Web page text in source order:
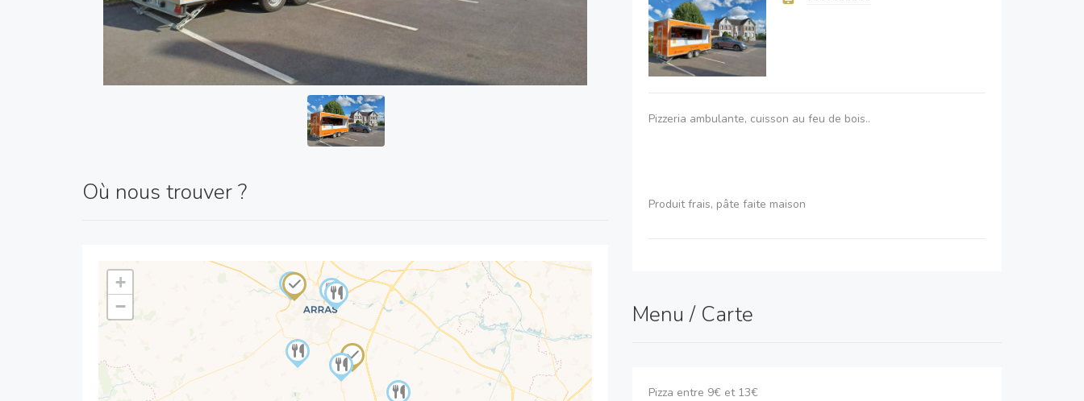
Où nous trouver ?
+
−
Pizzeria ambulante, cuisson au feu de bois..
Produit frais, pâte faite maison
Menu / Carte
Pizza entre 9€ et 13€